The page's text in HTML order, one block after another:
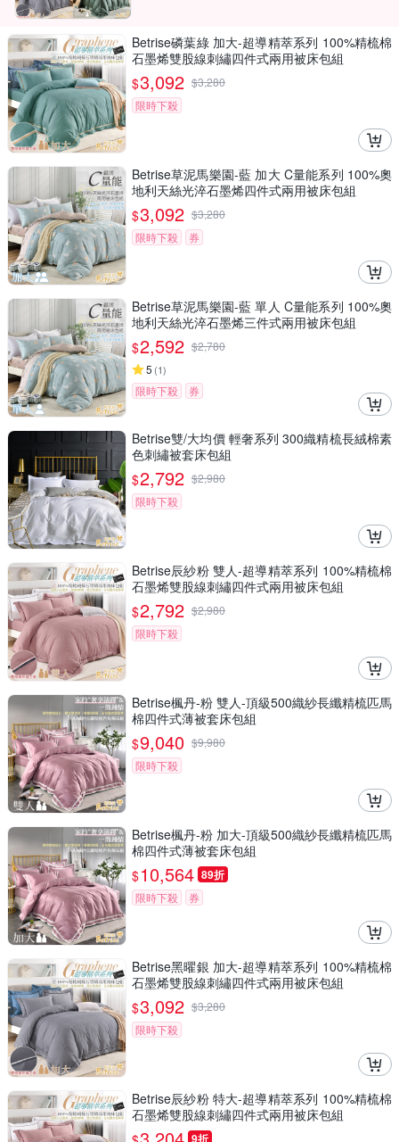
Betrise磷葉綠 加大-超導精萃系列 100%精梳棉
石墨烯雙股線刺繡四件式兩用被床包組
$3,092 $3,280
限時下殺
Betrise草泥馬樂園-藍 加大 C量能系列 100%奧
地利天絲光淬石墨烯四件式兩用被床包組
$3,092 $3,280
限時下殺
券
Betrise草泥馬樂園-藍 單人 C量能系列 100%奧
地利天絲光淬石墨烯三件式兩用被床包組
$2,592 $2,780
5 (1)
限時下殺 券
Betrise雙/大均價 輕奢系列 300織精梳長絨棉素
色刺繡被套床包組
$2,792 $2,980
限時下殺
Betrise辰紗粉 雙人-超導精萃系列 100%精梳棉
石墨烯雙股線刺繡四件式兩用被床包組
$2,792 $2,980
限時下殺
Betrise楓丹-粉 雙人-頂級500織紗長纖精梳匹馬
棉四件式薄被套床包組
$9,040 $9,980
限時下殺
Betrise楓丹-粉 加大-頂級500織紗長纖精梳匹馬
棉四件式薄被套床包組
$10,564 89折
限時下殺 券
Betrise黑曜銀 加大-超導精萃系列 100%精梳棉
石墨烯雙股線刺繡四件式兩用被床包組
$3,092 $3,280
限時下殺
Betrise辰紗粉 特大-超導精萃系列 100%精梳棉
石墨烯雙股線刺繡四件式兩用被床包組
9折